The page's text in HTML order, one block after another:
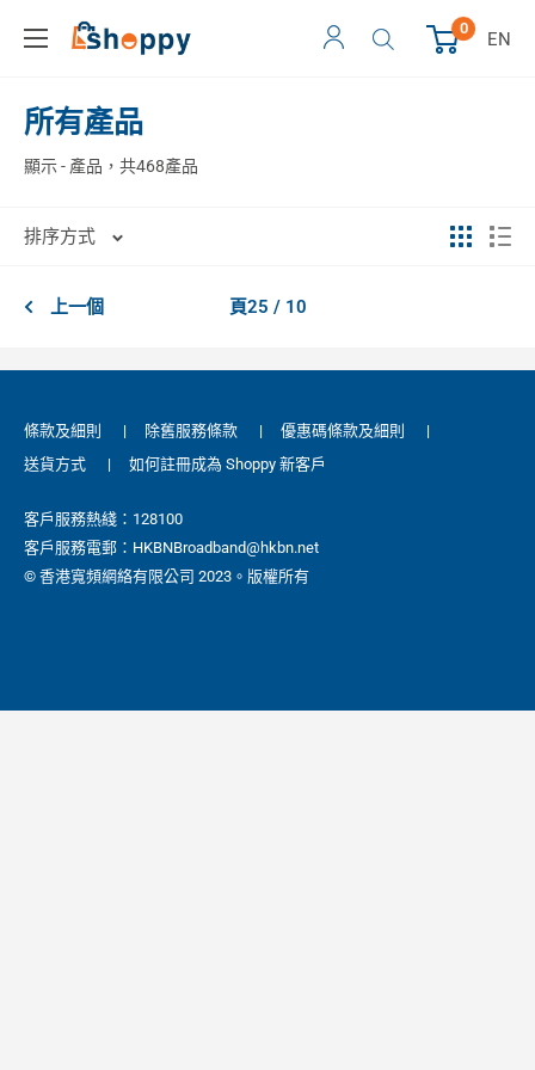
0
EN
所有產品
顯示 - 產品，共468產品
排序方式
上一個 頁25 / 10
條款及細則 | 除舊服務條款 | 優惠碼條款及細則
|
送貨方式
| 如何註冊成為 Shoppy 新客戶
客戶服務熱綫：128100
客戶服務電郵：HKBNBroadband@hkbn.net
© 香港寬頻網絡有限公司 2023。版權所有